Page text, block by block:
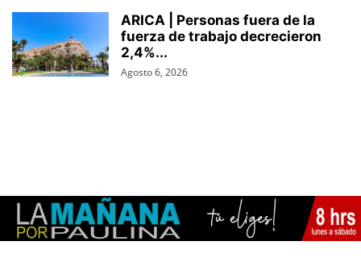
ARICA | Personas fuera de la
fuerza de trabajo decrecieron
2,4%...
Agosto 6, 2026